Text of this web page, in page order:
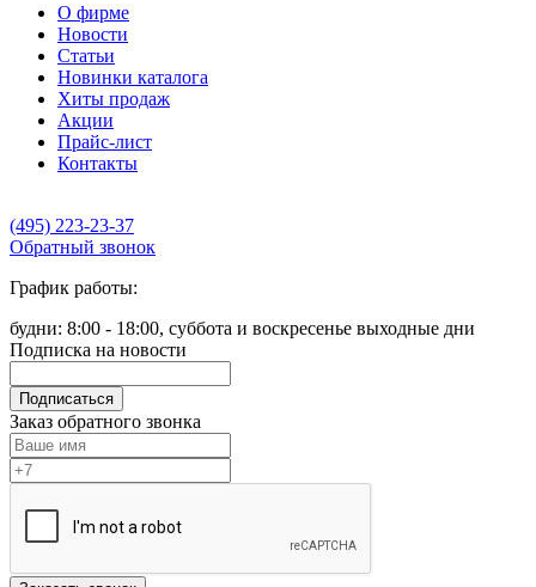
О фирме
Новости
Статьи
Новинки каталога
Хиты продаж
Акции
Прайс-лист
Контакты
(495) 223-23-37
Обратный звонок
График работы:
будни: 8:00 - 18:00, суббота и воскресенье выходные дни
Подписка на новости
Подписаться
Заказ обратного звонка